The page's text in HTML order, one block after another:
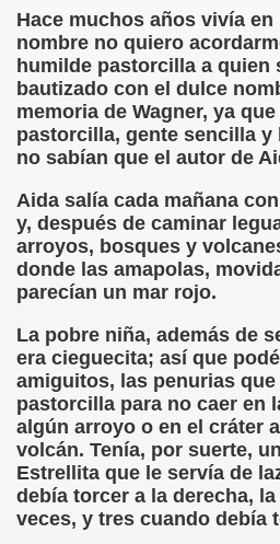
Hace muchos años vivía
nombre no quiero
humilde pastorcilla a quien
bautizado con el dulce
memoria de Wagner, ya
pastorcilla, gente sencilla y
no sabían que el autor de
Aida salía cada mañana
y, después de caminar
arroyos, bosques y
donde las amapolas,
parecían un mar rojo.
La pobre niña, además de
era cieguecita; así que
amiguitos, las penurias que
pastorcilla para no caer en
algún arroyo o en el cráter
volcán. Tenía, por suerte,
Estrellita que le servía de
debía torcer a la derecha,
veces, y tres cuando debía
Visual (Pedro Zurita)
los Ciegos (Pablo Madrid
Bejarano)
León (Juan José Miñana)
a Charles Barbier (Pablo
(Pedro Zurita)
Sus Precios (Pedro Zurita)
de l'Adolescència en
a Desarrollar CRE Joan
en Peligro de Extinción
Todos (Pedro Zurita)
Borrás)